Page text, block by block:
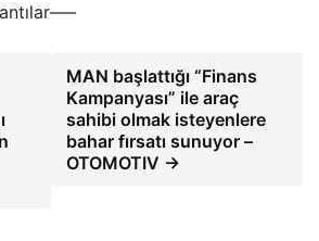
MAN başlattığı “Finans
Kampanyası” ile araç
sahibi olmak isteyenlere
bahar fırsatı sunuyor –
OTOMOTIV →